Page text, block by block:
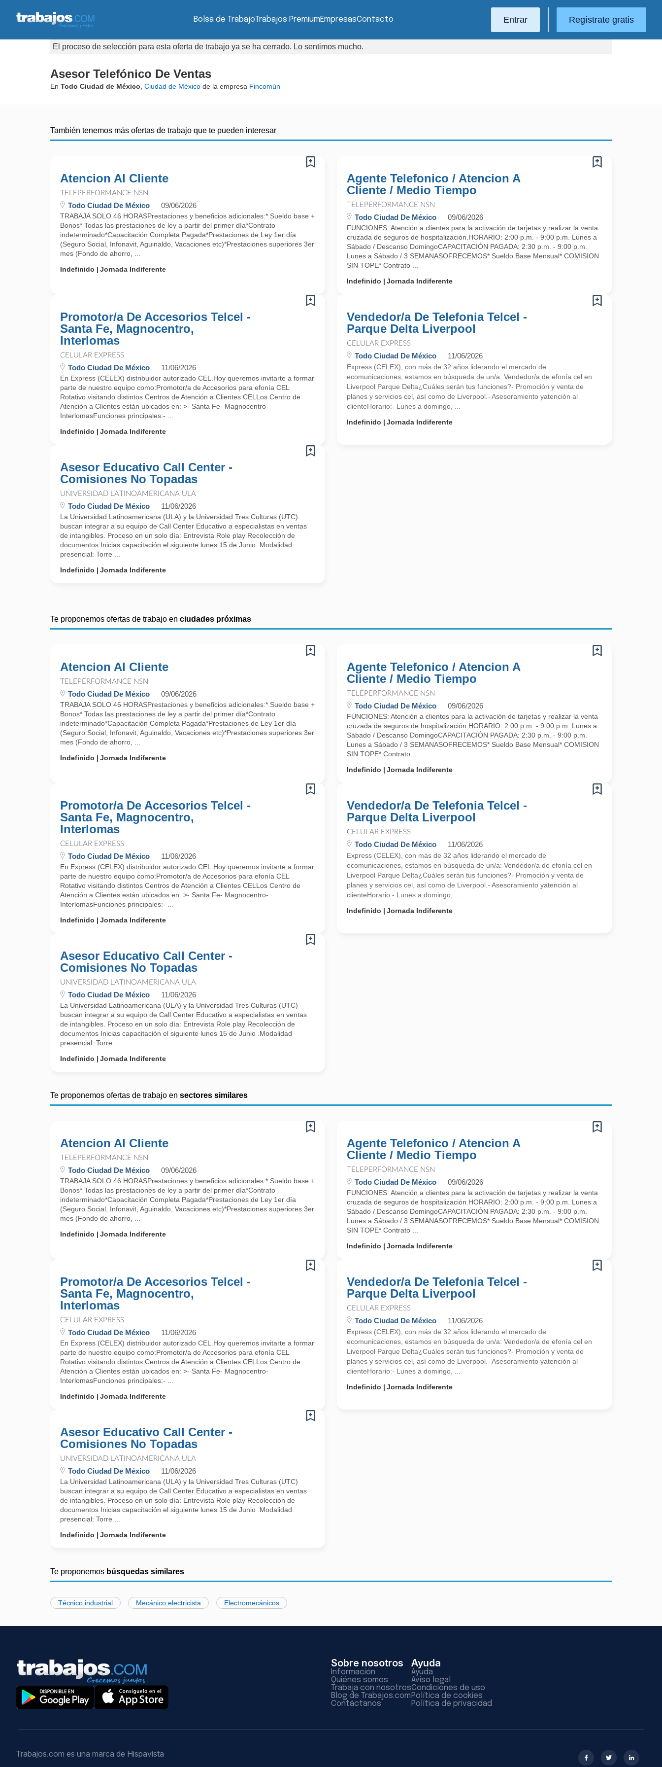
Bolsa de TrabajoTrabajos PremiumEmpresasContacto Entrar Regístrate gratis
El proceso de selección para esta oferta de trabajo ya se ha cerrado. Lo sentimos mucho.
Asesor Telefónico De Ventas
En Todo Ciudad de México Ciudad de México de la empresa Fincomún
También tenemos más ofertas de trabajo que te pueden interesar
Atencion Al Cliente
TELEPERFORMANCE NSN
Todo Ciudad De México 09/06/2026
TRABAJA SOLO 46 HORASPrestaciones y beneficios adicionales:* Sueldo base +
Bonos* Todas las prestaciones de ley a partir del primer día*Contrato
indeterminado*Capacitación Completa Pagada*Prestaciones de Ley 1er día
(Seguro Social, Infonavit, Aguinaldo, Vacaciones etc)*Prestaciones superiores 3er
mes (Fondo de ahorro, ...
Indefinido
Jornada Indiferente
Agente Telefonico / Atencion A
Cliente / Medio Tiempo
TELEPERFORMANCE NSN
Todo Ciudad De México 09/06/2026
FUNCIONES: Atención a clientes para la activación de tarjetas y realizar la venta
cruzada de seguros de hospitalización. HORARIO: 2:00 p.m. - 9:00 p.m. Lunes a
Sábado / Descanso DomingoCAPACITACIÓN PAGADA: 2:30 p.m. - 9:00 p.m.
Lunes a Sábado / 3 SEMANASOFRECEMOS* Sueldo Base Mensual* COMISION
SIN TOPE* Contrato ...
Indefinido
Jornada Indiferente
Promotor/a De Accesorios Telcel -
Santa Fe, Magnocentro,
Interlomas
CELULAR EXPRESS
Todo Ciudad De México 11/06/2026
En Express (CELEX) distribuidor autorizado CEL.Hoy queremos invitarte a formar
parte de nuestro equipo como:Promotor/a de Accesorios para efonía CEL
Rotativo visitando distintos Centros de Atención a Clientes CELLos Centro de
Atención a Clientes están ubicados en: >- Santa Fe- Magnocentro-
InterlomasFunciones principales:- ...
Indefinido
Jornada Indiferente
Vendedor/a De Telefonia Telcel -
Parque Delta Liverpool
CELULAR EXPRESS
Todo Ciudad De México 11/06/2026
Express (CELEX), con más de 32 años liderando el mercado de
ecomunicaciones, estamos en búsqueda de un/a: Vendedor/a de efonía cel en
Liverpool Parque Delta¿Cuáles serán tus funciones?- Promoción y venta de
planes y servicios cel, así como de Liverpool.- Asesoramiento yatención al
clienteHorario:- Lunes a domingo, ...
Indefinido
Jornada Indiferente
Asesor Educativo Call Center -
Comisiones No Topadas
UNIVERSIDAD LATINOAMERICANA ULA
Todo Ciudad De México 11/06/2026
La Universidad Latinoamericana (ULA) y la Universidad Tres Culturas (UTC)
buscan integrar a su equipo de Call Center Educativo a especialistas en ventas
de intangibles. Proceso en un solo día: Entrevista Role play Recolección de
documentos Inicias capacitación el siguiente lunes 15 de Junio .Modalidad
presencial: Torre ...
Indefinido
Jornada Indiferente
Te proponemos ofertas de trabajo en ciudades próximas
Atencion Al Cliente
TELEPERFORMANCE NSN
Todo Ciudad De México 09/06/2026
TRABAJA SOLO 46 HORASPrestaciones y beneficios adicionales:* Sueldo base +
Bonos* Todas las prestaciones de ley a partir del primer día*Contrato
indeterminado*Capacitación Completa Pagada*Prestaciones de Ley 1er día
(Seguro Social, Infonavit, Aguinaldo, Vacaciones etc)*Prestaciones superiores 3er
mes (Fondo de ahorro, ...
Indefinido
Jornada Indiferente
Agente Telefonico / Atencion A
Cliente / Medio Tiempo
TELEPERFORMANCE NSN
Todo Ciudad De México 09/06/2026
FUNCIONES: Atención a clientes para la activación de tarjetas y realizar la venta
cruzada de seguros de hospitalización. HORARIO: 2:00 p.m. - 9:00 p.m. Lunes a
Sábado / Descanso DomingoCAPACITACIÓN PAGADA: 2:30 p.m. - 9:00 p.m.
Lunes a Sábado / 3 SEMANASOFRECEMOS* Sueldo Base Mensual* COMISION
SIN TOPE* Contrato ...
Indefinido
Jornada Indiferente
Promotor/a De Accesorios Telcel -
Santa Fe, Magnocentro,
Interlomas
CELULAR EXPRESS
Todo Ciudad De México 11/06/2026
En Express (CELEX) distribuidor autorizado CEL.Hoy queremos invitarte a formar
parte de nuestro equipo como:Promotor/a de Accesorios para efonía CEL
Rotativo visitando distintos Centros de Atención a Clientes CELLos Centro de
Atención a Clientes están ubicados en: >- Santa Fe- Magnocentro-
InterlomasFunciones principales:- ...
Indefinido
Jornada Indiferente
Vendedor/a De Telefonia Telcel -
Parque Delta Liverpool
CELULAR EXPRESS
Todo Ciudad De México 11/06/2026
Express (CELEX), con más de 32 años liderando el mercado de
ecomunicaciones, estamos en búsqueda de un/a: Vendedor/a de efonía cel en
Liverpool Parque Delta¿Cuáles serán tus funciones?- Promoción y venta de
planes y servicios cel, así como de Liverpool.- Asesoramiento yatención al
clienteHorario:- Lunes a domingo, ...
Indefinido
Jornada Indiferente
Asesor Educativo Call Center -
Comisiones No Topadas
UNIVERSIDAD LATINOAMERICANA ULA
Todo Ciudad De México 11/06/2026
La Universidad Latinoamericana (ULA) y la Universidad Tres Culturas (UTC)
buscan integrar a su equipo de Call Center Educativo a especialistas en ventas
de intangibles. Proceso en un solo día: Entrevista Role play Recolección de
documentos Inicias capacitación el siguiente lunes 15 de Junio .Modalidad
presencial: Torre ...
Indefinido
Jornada Indiferente
Te proponemos ofertas de trabajo en sectores similares
Atencion Al Cliente
TELEPERFORMANCE NSN
Todo Ciudad De México 09/06/2026
TRABAJA SOLO 46 HORASPrestaciones y beneficios adicionales:* Sueldo base +
Bonos* Todas las prestaciones de ley a partir del primer día*Contrato
indeterminado*Capacitación Completa Pagada*Prestaciones de Ley 1er día
(Seguro Social, Infonavit, Aguinaldo, Vacaciones etc)*Prestaciones superiores 3er
mes (Fondo de ahorro, ...
Indefinido
Jornada Indiferente
Agente Telefonico / Atencion A
Cliente / Medio Tiempo
TELEPERFORMANCE NSN
Todo Ciudad De México 09/06/2026
FUNCIONES: Atención a clientes para la activación de tarjetas y realizar la venta
cruzada de seguros de hospitalización. HORARIO: 2:00 p.m. - 9:00 p.m. Lunes a
Sábado / Descanso DomingoCAPACITACIÓN PAGADA: 2:30 p.m. - 9:00 p.m.
Lunes a Sábado / 3 SEMANASOFRECEMOS* Sueldo Base Mensual* COMISION
SIN TOPE* Contrato ...
Indefinido
Jornada Indiferente
Promotor/a De Accesorios Telcel -
Santa Fe, Magnocentro,
Interlomas
CELULAR EXPRESS
Todo Ciudad De México 11/06/2026
En Express (CELEX) distribuidor autorizado CEL.Hoy queremos invitarte a formar
parte de nuestro equipo como:Promotor/a de Accesorios para efonía CEL
Rotativo visitando distintos Centros de Atención a Clientes CELLos Centro de
Atención a Clientes están ubicados en: >- Santa Fe- Magnocentro-
InterlomasFunciones principales:- ...
Indefinido
Jornada Indiferente
Vendedor/a De Telefonia Telcel -
Parque Delta Liverpool
CELULAR EXPRESS
Todo Ciudad De México 11/06/2026
Express (CELEX), con más de 32 años liderando el mercado de
ecomunicaciones, estamos en búsqueda de un/a: Vendedor/a de efonía cel en
Liverpool Parque Delta¿Cuáles serán tus funciones?- Promoción y venta de
planes y servicios cel, así como de Liverpool.- Asesoramiento yatención al
clienteHorario:- Lunes a domingo, ...
Indefinido
Jornada Indiferente
Asesor Educativo Call Center -
Comisiones No Topadas
UNIVERSIDAD LATINOAMERICANA ULA
Todo Ciudad De México 11/06/2026
La Universidad Latinoamericana (ULA) y la Universidad Tres Culturas (UTC)
buscan integrar a su equipo de Call Center Educativo a especialistas en ventas
de intangibles. Proceso en un solo día: Entrevista Role play Recolección de
documentos Inicias capacitación el siguiente lunes 15 de Junio .Modalidad
presencial: Torre ...
Indefinido
Jornada Indiferente
Te proponemos búsquedas similares
Técnico industrial Mecánico electricista Electromecánicos
Sobre nosotros
Información
Quiénes somos
Trabaja con nosotros
Blog de Trabajos.com
Contáctanos
Ayuda
Ayuda
Aviso legal
Condiciones de uso
Política de cookies
Política de privacidad
Trabajos.com es una marca de Hispavista